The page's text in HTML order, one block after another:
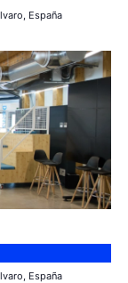
g
a
c
i
ó
n
a
c
ó
n
d
v
España
España